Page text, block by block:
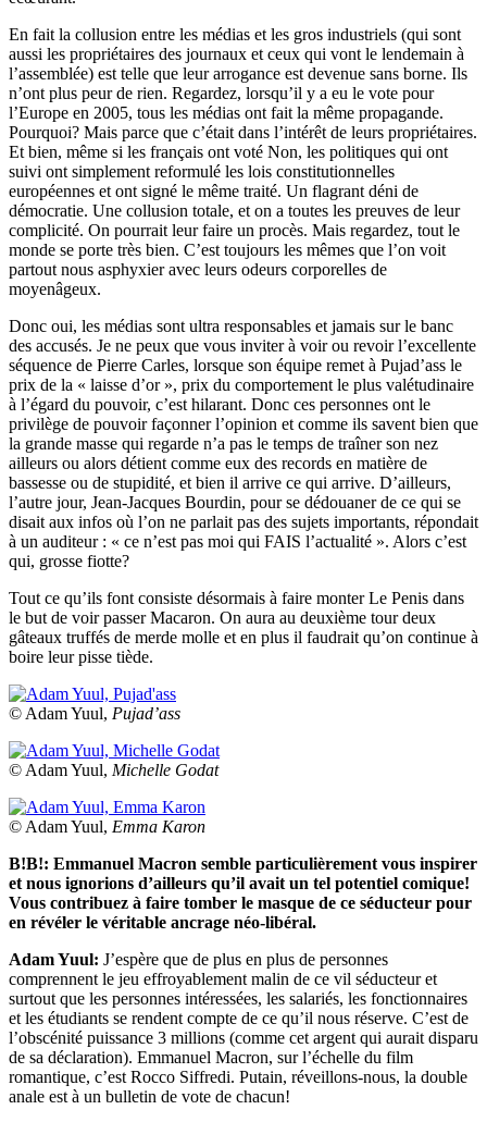
En fait la collusion entre les médias et les gros industriels (qui sont
aussi les propriétaires des journaux et ceux qui vont le lendemain à
l’assemblée) est telle que leur arrogance est devenue sans borne. Ils
n’ont plus peur de rien. Regardez, lorsqu’il y a eu le vote pour
l’Europe en 2005, tous les médias ont fait la même propagande.
Pourquoi? Mais parce que c’était dans l’intérêt de leurs propriétaires.
Et bien, même si les français ont voté Non, les politiques qui ont
suivi ont simplement reformulé les lois constitutionnelles
européennes et ont signé le même traité. Un flagrant déni de
démocratie. Une collusion totale, et on a toutes les preuves de leur
complicité. On pourrait leur faire un procès. Mais regardez, tout le
monde se porte très bien. C’est toujours les mêmes que l’on voit
partout nous asphyxier avec leurs odeurs corporelles de
moyenâgeux.
Donc oui, les médias sont ultra responsables et jamais sur le banc
des accusés. Je ne peux que vous inviter à voir ou revoir l’excellente
séquence de Pierre Carles, lorsque son équipe remet à Pujad’ass le
prix de la « laisse d’or », prix du comportement le plus valétudinaire
à l’égard du pouvoir, c’est hilarant. Donc ces personnes ont le
privilège de pouvoir façonner l’opinion et comme ils savent bien que
la grande masse qui regarde n’a pas le temps de traîner son nez
ailleurs ou alors détient comme eux des records en matière de
bassesse ou de stupidité, et bien il arrive ce qui arrive. D’ailleurs,
l’autre jour, Jean-Jacques Bourdin, pour se dédouaner de ce qui se
disait aux infos où l’on ne parlait pas des sujets importants, répondait
à un auditeur : « ce n’est pas moi qui FAIS l’actualité ». Alors c’est
qui, grosse fiotte?
Tout ce qu’ils font consiste désormais à faire monter Le Penis dans
le but de voir passer Macaron. On aura au deuxième tour deux
gâteaux truffés de merde molle et en plus il faudrait qu’on continue à
boire leur pisse tiède.
© Adam Yuul, Pujad’ass
© Adam Yuul, Michelle Godat
© Adam Yuul, Emma Karon
B!B!: Emmanuel Macron semble particulièrement vous inspirer
et nous ignorions d’ailleurs qu’il avait un tel potentiel comique!
Vous contribuez à faire tomber le masque de ce séducteur pour
en révéler le véritable ancrage néo-libéral.
Adam Yuul: J’espère que de plus en plus de personnes
comprennent le jeu effroyablement malin de ce vil séducteur et
surtout que les personnes intéressées, les salariés, les fonctionnaires
et les étudiants se rendent compte de ce qu’il nous réserve. C’est de
l’obscénité puissance 3 millions (comme cet argent qui aurait disparu
de sa déclaration). Emmanuel Macron, sur l’échelle du film
romantique, c’est Rocco Siffredi. Putain, réveillons-nous, la double
anale est à un bulletin de vote de chacun!